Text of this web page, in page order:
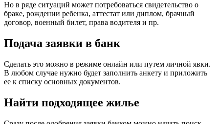
Но в ряде ситуаций может потребоваться свидетельство о
браке, рождении ребенка, аттестат или диплом, брачный
договор, военный билет, права водителя и пр.
Подача заявки в банк
Сделать это можно в режиме онлайн или путем личной явки.
В любом случае нужно будет заполнить анкету и приложить
ее к списку основных документов.
Найти подходящее жилье